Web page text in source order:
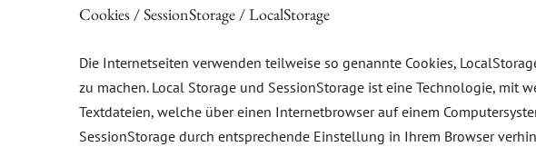
Cookies / SessionStorage / LocalStorage
Die Internetseiten verwenden teilweise so genannte Cookies,
zu machen. Local Storage und SessionStorage ist eine Technologie, mit
Textdateien, welche über einen Internetbrowser auf einem
SessionStorage durch entsprechende Einstellung in Ihrem Browser